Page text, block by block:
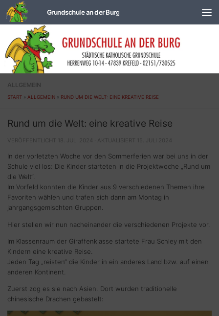
Zum Inhalt springen
ALLGEMEIN
START » ALLGEMEIN » RUND UM DIE WELT: EINE KREATIVE REISE
Rund um die Welt: eine kreative Reise
VERÖFFENTLICHT 18. JULI 2024 · AKTUALISIERT 15. JULI 2024
In der vorletzten Woche vor den Sommerferien war bei uns in der
Schule viel los: Die Kinder starteten in die Projektwoche „Rund um
die Welt“.
Im Vorfeld konnten die Kinder aus 9 verschiedenen Themen ihre
Favoriten wählen und trafen sich dann am Montag in
jahrgangsgemischten Gruppen.
Hier stellen wir nun nacheinander die verschiedenen Projekte vor.
Im Klassenraum der Giraffenklasse startete Frau Schley mit den
Kindern eine kreative Reise.
Jeden Tag „reisten“ die Kinder in ein anderes Land bzw. auf einen
anderen Kontinent.
Zuerst zog es sie nach Asien. Dort wurden traditionelle
chinesische Drachen gebastelt: